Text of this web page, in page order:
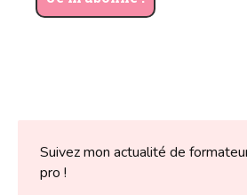
Suivez mon actualité de
pro !